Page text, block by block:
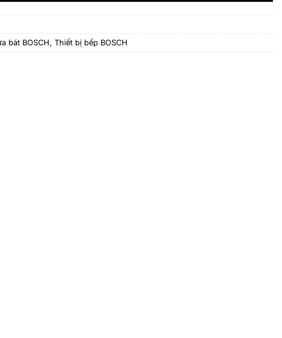
bát BOSCH, Thiết bị bếp BOSCH